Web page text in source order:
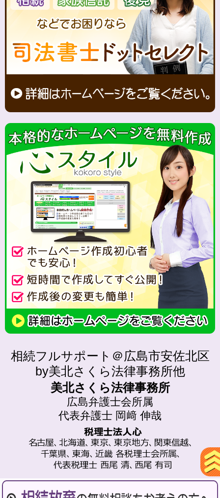
相続フルサポート＠広島市安佐北区
by美北さくら法律事務所他
美北さくら法律事務所
広島弁護士会所属
代表弁護士 岡﨑 伸哉